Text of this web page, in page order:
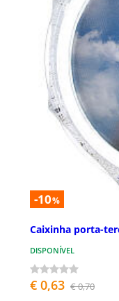
-10%
Caixinha porta-
DISPONÍVEL
€ 0,63 € 0,70